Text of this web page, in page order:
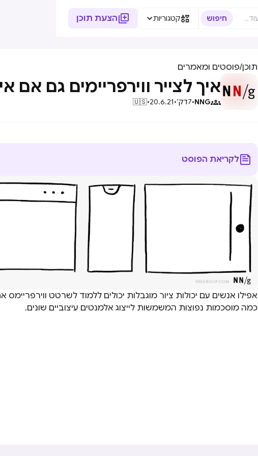
קטגוריות הצעת תוכן
תוכן/פוסטים ומאמרים
איך לצייר ווירפריימים גם אם

NNG
•
7דק׳•
20.6.21
•
🇺🇸
לקריאת הפוסט
אפילו אנשים עם יכולות ציור מוגבלות יכולים ללמוד לשרטט ווירפריימס
כמה מוסכמות נפוצות המשמשות לייצוג אלמנטים עיצוביים שונים.